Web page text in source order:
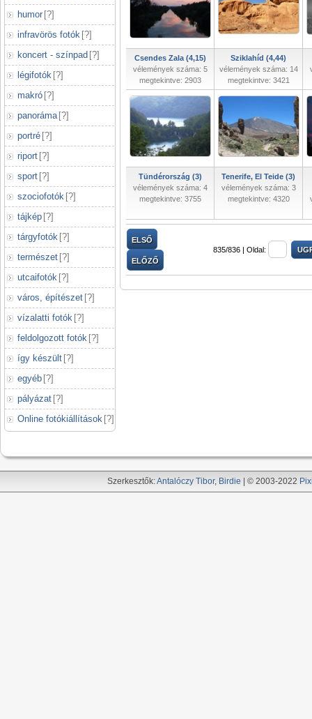
humor [?]
infravörös fotók [?]
koncert - színpad [?]
légifotók [?]
makró [?]
panoráma [?]
portré [?]
riport [?]
sport [?]
szociofotók [?]
tájkép [?]
tárgyfotók [?]
természet [?]
utcaifotók [?]
város, építészet [?]
vízalatti fotók [?]
feldolgozott fotók [?]
így készült [?]
egyéb [?]
pályázat [?]
Online fotókiállítások [?]
Csendes Zala (4,15)
vélemények száma: 5
megtekintve: 2903
Sziklahíd (4,44)
vélemények száma: 14
megtekintve: 3421
Tündérország (3)
vélemények száma: 4
megtekintve: 3755
Tenerife, El Teide (3)
vélemények száma: 3
megtekintve: 4320
ELSŐ
ELŐZŐ
835/836 | Oldal:
Szerkesztők:Antalóczy Tibor, Birdie | © 2003-2022